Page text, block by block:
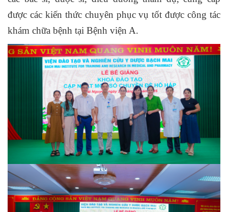
được các kiến thức chuyên phục vụ tốt được công tác
khám chữa bệnh tại Bệnh viện A.